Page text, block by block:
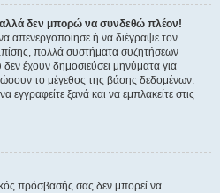
δεν μπορώ να συνδεθώ πλέον!
απενεργοποίησε ή να διέγραψε τον
πολλά συστήματα συζητήσεων
έχουν δημοσιεύσει μηνύματα για
το μέγεθος της βάσης δεδομένων.
ξανά και να εμπλακείτε στις
πρόσβασής σας δεν μπορεί να